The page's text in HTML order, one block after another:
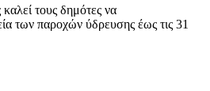
τους δημότες να
των παροχών ύδρευσης έως τις 31